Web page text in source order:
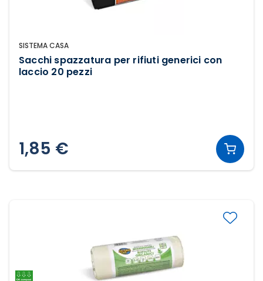
SISTEMA CASA
Sacchi spazzatura per rifiuti generici con
laccio 20 pezzi
1,85 €